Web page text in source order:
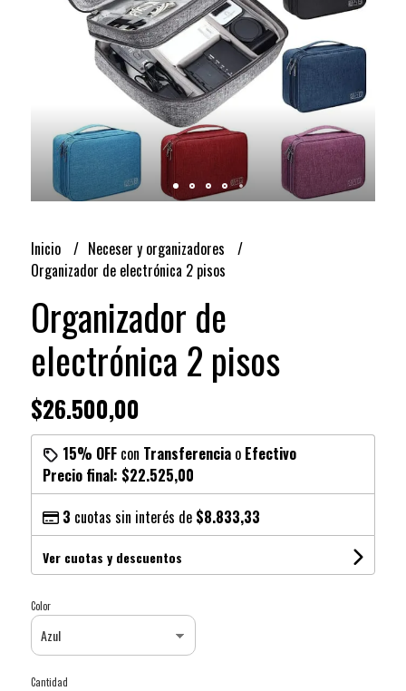
Inicio
Neceser y organizadores
Organizador de electrónica 2 pisos
Organizador de
electrónica 2 pisos
$26.500,00
15% OFFcon Transferenciao Efectivo
Precio final: $22.525,00
3 cuotas sin interés de $8.833,33
Ver cuotas y descuentos
Color
Cantidad